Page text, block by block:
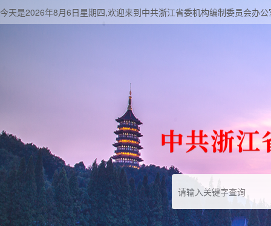
今天是2026年8月6日星期四,欢迎来到中共浙江省委机构编制委员会办